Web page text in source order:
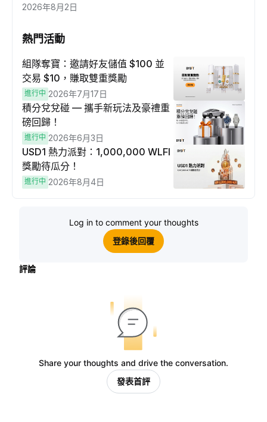
2026年8月2日
熱門活動
組隊奪寶：邀請好友儲值 $100 並
交易 $10，賺取雙重獎勵
進行中 2026年7月17日
積分兌兌碰 — 攜手新玩法及豪禮重
磅回歸！
進行中 2026年6月3日
USD1 熱力派對：1,000,000 WLFI
獎勵待瓜分！
進行中 2026年8月4日
Log in to comment your thoughts
登錄後回覆
評論
Share your thoughts and drive the conversation.
發表首評